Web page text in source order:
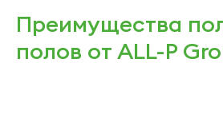
Преимущества
полов от ALL-P